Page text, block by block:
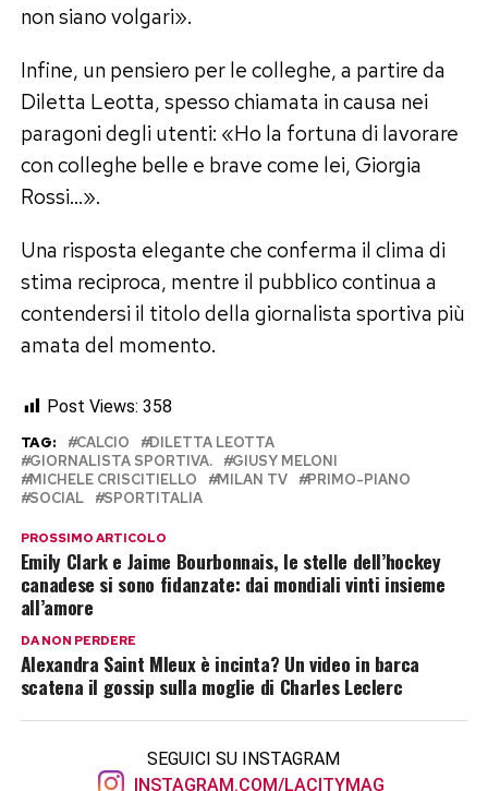
non siano volgari».
Infine, un pensiero per le colleghe, a partire da
Diletta Leotta, spesso chiamata in causa nei
paragoni degli utenti: «Ho la fortuna di lavorare
con colleghe belle e brave come lei, Giorgia
Rossi…».
Una risposta elegante che conferma il clima di
stima reciproca, mentre il pubblico continua a
contendersi il titolo della giornalista sportiva più
amata del momento.
Post Views: 358
TAG: CALCIO
DILETTA LEOTTA
GIORNALISTA SPORTIVA.
GIUSY MELONI
MICHELE CRISCITIELLO
MILAN TV
PRIMO-PIANO
SOCIAL
SPORTITALIA
PROSSIMO ARTICOLO
Emily Clark e Jaime Bourbonnais, le stelle dell’hockey
canadese si sono fidanzate: dai mondiali vinti insieme
all’amore
DA NON PERDERE
Alexandra Saint Mleux è incinta? Un video in barca
scatena il gossip sulla moglie di Charles Leclerc
SEGUICI SU INSTAGRAM
INSTAGRAM.COM/LACITYMAG